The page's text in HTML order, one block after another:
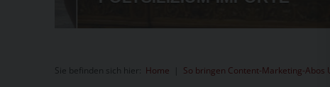
Sie befinden sich hier: Home So bringen Content-Marketing-Abos